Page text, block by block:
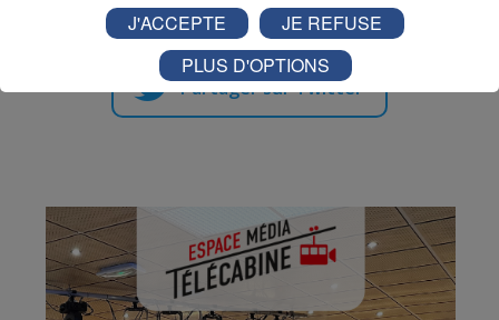
Partager sur Twitter
J'ACCEPTE
JE REFUSE
PLUS D'OPTIONS